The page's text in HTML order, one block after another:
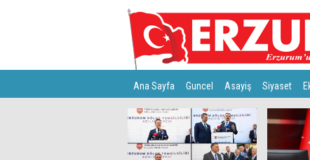
Ana Sayfa Guncel Asayiş Siyaset
Türkiye Teknoloji